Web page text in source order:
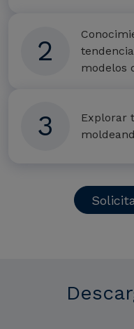
2
modelos
3
Explorar